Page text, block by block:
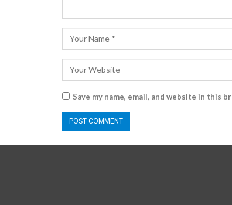
Save my name, email, and website in this